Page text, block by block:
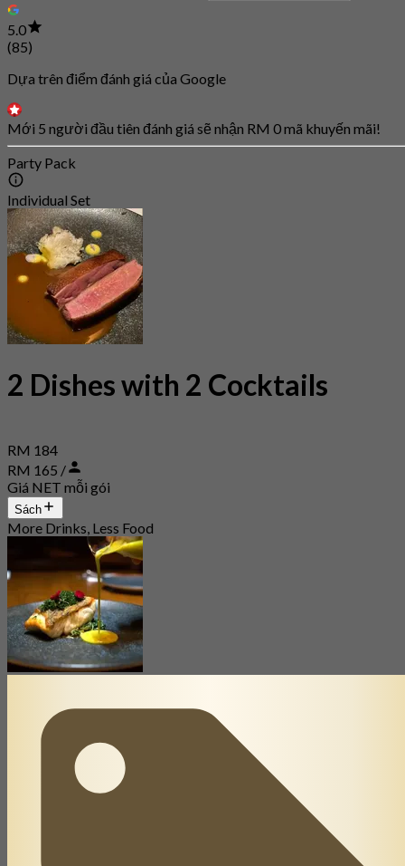
5.0
(85)
Dựa trên điểm đánh giá của Google
Mới 5 người đầu tiên đánh giá sẽ nhận RM 0 mã khuyến mãi!
Party Pack
Individual Set
2 Dishes with 2 Cocktails
RM 184
RM 165 /
Giá NET mỗi gói
Sách
More Drinks, Less Food